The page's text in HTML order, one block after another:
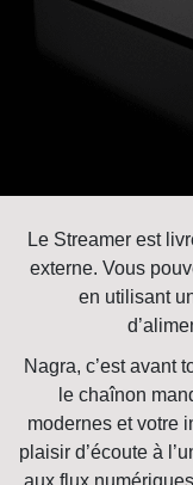
Le Streamer est
externe. Vous
en utilisant
Nagra, c’est avant
le chaînon
modernes et votre
plaisir d’écoute à